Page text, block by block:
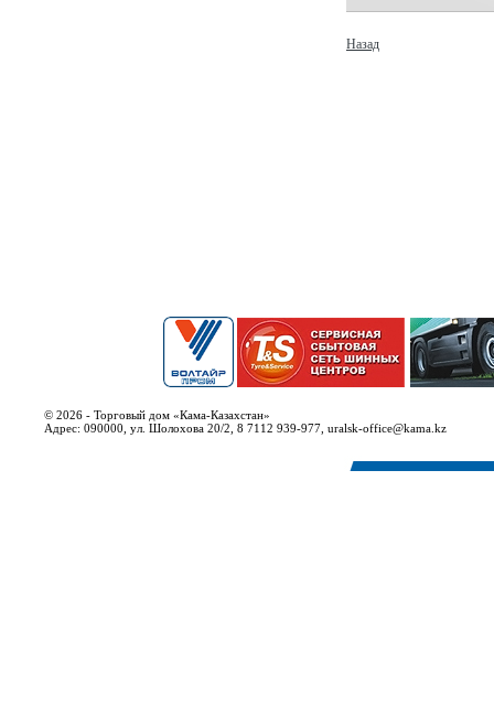
Назад
© 2026 - Торговый дом «Кама-Казахстан»
Адрес: 090000, ул. Шолохова 20/2, 8 7112 939-977, uralsk-office@kama.kz